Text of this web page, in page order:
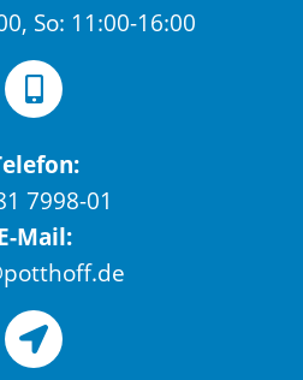
So: 11:00-16:00
7998-01
Mail: